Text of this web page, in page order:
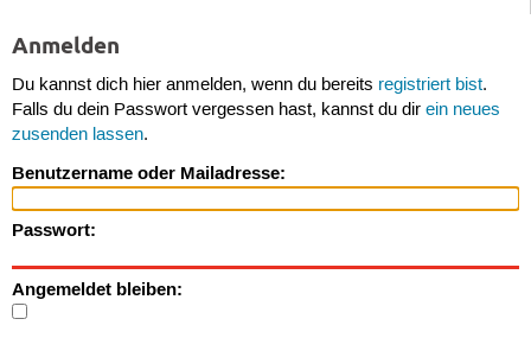
Anmelden
Du kannst dich hier anmelden, wenn du bereits registriert bist.
Falls du dein Passwort vergessen hast, kannst du dir ein neues
zusenden lassen.
Benutzername oder Mailadresse:
Passwort:
Angemeldet bleiben: